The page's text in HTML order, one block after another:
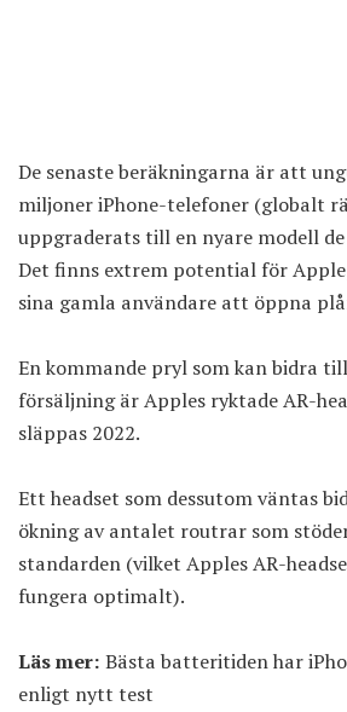
De senaste beräkningarna är att
miljoner iPhone-telefoner (globalt
uppgraderats till en nyare modell de
Det finns extrem potential för
sina gamla användare att öppna
En kommande pryl som kan bidra
försäljning är Apples ryktade AR-
släppas 2022.
Ett headset som dessutom väntas
ökning av antalet routrar som
standarden (vilket Apples AR-
fungera optimalt).
Läs mer: Bästa batteritiden har
enligt nytt test